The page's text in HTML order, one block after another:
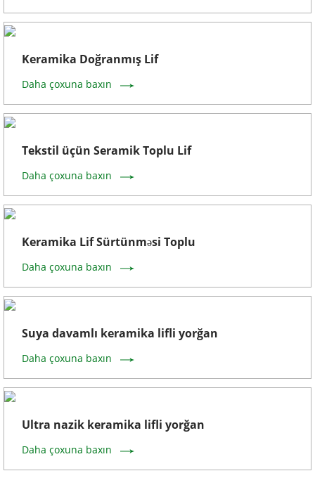
Keramika Doğranmış Lif
Daha çoxuna baxın
Tekstil üçün Seramik Toplu Lif
Daha çoxuna baxın
Keramika Lif Sürtünməsi Toplu
Daha çoxuna baxın
Suya davamlı keramika lifli yorğan
Daha çoxuna baxın
Ultra nazik keramika lifli yorğan
Daha çoxuna baxın